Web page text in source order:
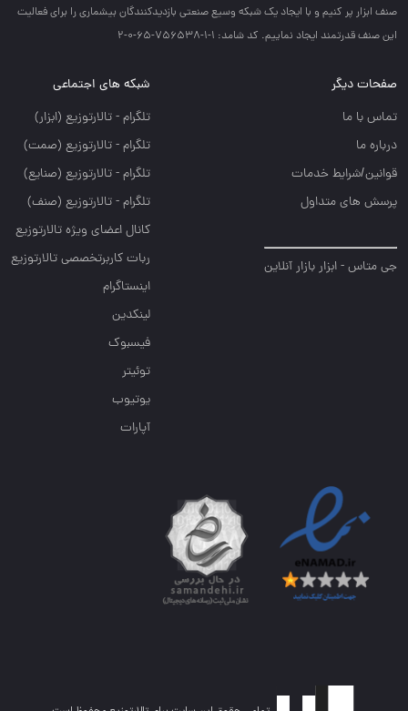
صنف ابزار پر كنيم و با ايجاد يك شبكه وسيع صنعتي بازديدكنندگان بيشماري را براي فعاليت
اين صنف قدرتمند ايجاد نماييم. کد شامد: 1-1-756538-65-0-2
صفحات دیگر
تماس با ما
درباره ما
قوانین/شرایط خدمات
پرسش های متداول
جی متاس - ابزار بازار آنلاین
شبکه های اجتماعی
تلگرام - تالارتوزيع (ابزار)
تلگرام - تالارتوزيع (صمت)
تلگرام - تالارتوزيع (صنايع)
تلگرام - تالارتوزیع (صنف)
کانال اعضای ویژه تالارتوزیع
ربات کاربرتخصصی تالارتوزیع
اینستاگرام
لینکدین
فیسبوک
توئیتر
یوتیوب
آپارات